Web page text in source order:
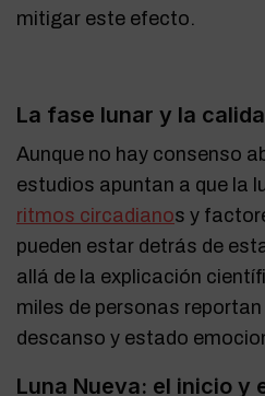
mitigar este efecto.
La fase lunar y la
Aunque no hay consenso
estudios apuntan a que la
ritmos circadianos y
pueden estar detrás de
allá de la explicación
miles de personas
descanso y estado
Luna Nueva: el inicio y